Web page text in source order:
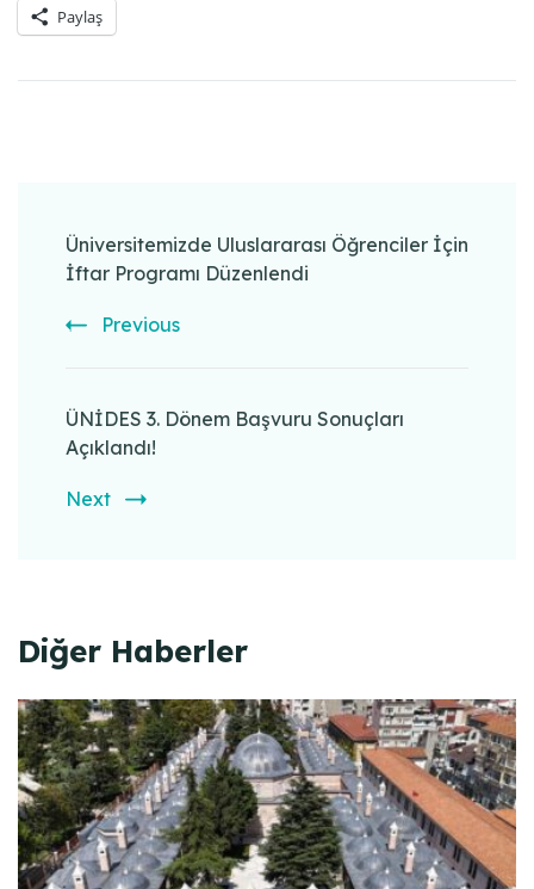
Paylaş
Navigation
Üniversitemizde Uluslararası Öğrenciler İçin
İftar Programı Düzenlendi
Previous
ÜNİDES 3. Dönem Başvuru Sonuçları
Açıklandı!
Next
Diğer Haberler